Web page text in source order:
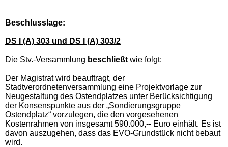
Beschlusslage:
DS I (A) 303 und DS I (A) 303/2
Die Stv.-Versammlung beschließt wie folgt:
Der Magistrat wird beauftragt, der
Stadtverordnetenversammlung eine Projektvorlage zur
Neugestaltung des Ostendplatzes unter Berücksichtigung
der Konsenspunkte aus der „Sondierungsgruppe
Ostendplatz“ vorzulegen, die den vorgesehenen
Kostenrahmen von insgesamt 590.000,-- Euro einhält. Es ist
davon auszugehen, dass das EVO-Grundstück nicht bebaut
wird.